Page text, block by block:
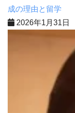
成の理由と留学
2026年1月31日